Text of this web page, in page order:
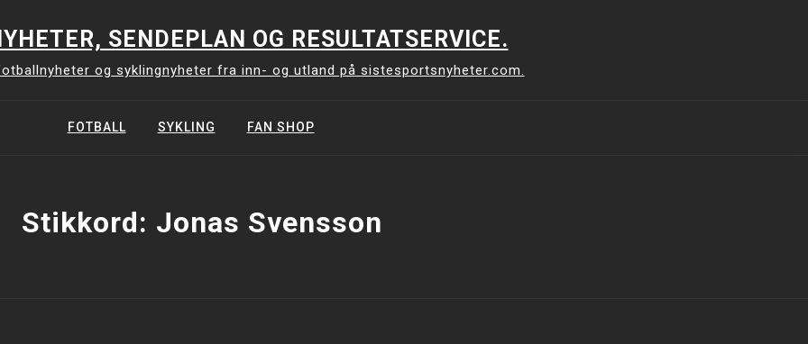
SENDEPLAN OG RESULTATSERVICE.
og syklingnyheter fra inn- og utland på sistesportsnyheter.com.
FOTBALL SYKLING FAN SHOP
Stikkord: Jonas Svensson